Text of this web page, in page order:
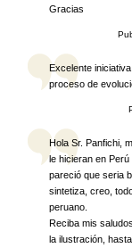
Gracias
Excelente
proceso de
Hola Sr. Panfichi,
le hicieran en
pareció que seria
sintetiza, creo,
peruano.
Reciba mis
la ilustración,